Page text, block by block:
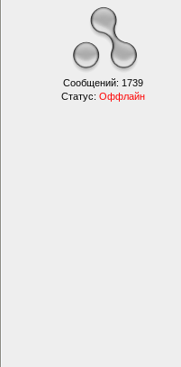
Сообщений: 1739
Статус: Оффлайн